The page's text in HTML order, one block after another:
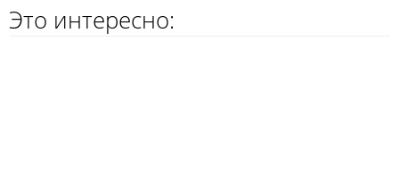
Это интересно: